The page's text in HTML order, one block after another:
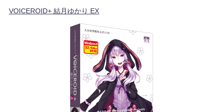
VOICEROID+ 結月ゆかり EX